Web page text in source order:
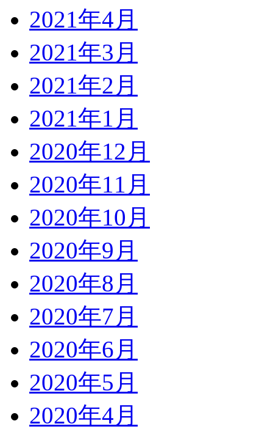
2021年4月
2021年3月
2021年2月
2021年1月
2020年12月
2020年11月
2020年10月
2020年9月
2020年8月
2020年7月
2020年6月
2020年5月
2020年4月